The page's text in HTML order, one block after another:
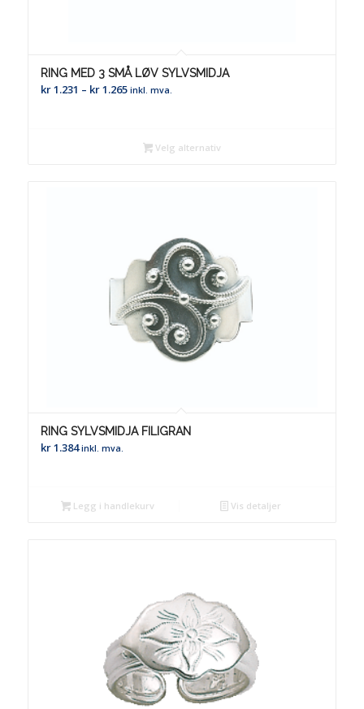
RING MED 3 SMÅ LØV SYLVSMIDJA
kr1.231 – kr1.265Prisområde:
kr 1.265
inkl. mva.
Velg alternativ
RING SYLVSMIDJA FILIGRAN
kr1.384 inkl. mva.
Legg i handlekurv Vis detaljer